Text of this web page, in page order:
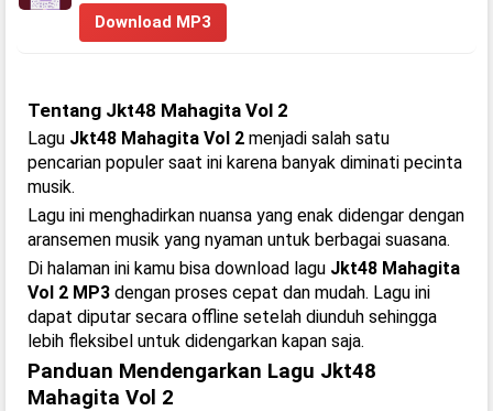
Download MP3
Tentang Jkt48 Mahagita Vol 2
Lagu Jkt48 Mahagita Vol 2 menjadi salah satu
pencarian populer saat ini karena banyak diminati pecinta
musik.
Lagu ini menghadirkan nuansa yang enak didengar dengan
aransemen musik yang nyaman untuk berbagai suasana.
Di halaman ini kamu bisa download lagu Jkt48 Mahagita
Vol 2 MP3 dengan proses cepat dan mudah. Lagu ini
dapat diputar secara offline setelah diunduh sehingga
lebih fleksibel untuk didengarkan kapan saja.
Panduan Mendengarkan Lagu Jkt48
Mahagita Vol 2